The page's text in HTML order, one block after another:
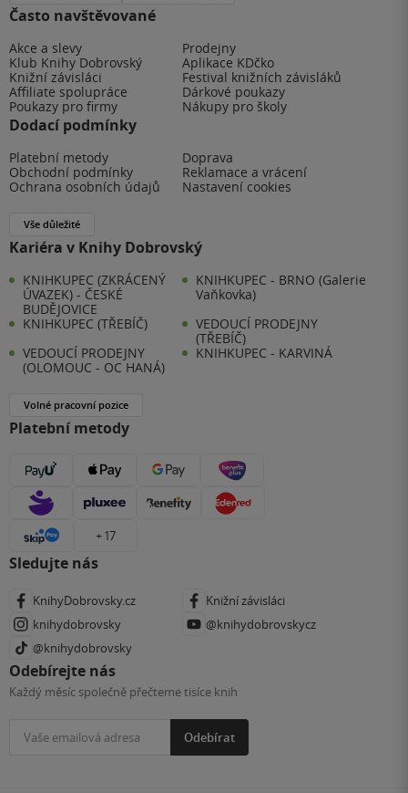
Často navštěvované
Akce a slevy
Prodejny
Klub Knihy Dobrovský
Aplikace KDčko
Knižní závisláci
Festival knižních závisláků
Affiliate spolupráce
Dárkové poukazy
Poukazy pro firmy
Nákupy pro školy
Dodací podmínky
Platební metody
Doprava
Obchodní podmínky
Reklamace a vrácení
Ochrana osobních údajů
Nastavení cookies
Vše důležité
Kariéra v Knihy Dobrovský
KNIHKUPEC (ZKRÁCENÝ
ÚVAZEK) - ČESKÉ
BUDĚJOVICE
KNIHKUPEC - BRNO (Galerie
Vaňkovka)
KNIHKUPEC (TŘEBÍČ)
VEDOUCÍ PRODEJNY
(TŘEBÍČ)
VEDOUCÍ PRODEJNY
(OLOMOUC - OC HANÁ)
KNIHKUPEC - KARVINÁ
Volné pracovní pozice
Platební metody
+ 17
Sledujte nás
KnihyDobrovsky.cz
Knižní závisláci
knihydobrovsky
@knihydobrovskycz
@knihydobrovsky
Odebírejte nás
Každý měsíc společně přečteme tisíce knih
Odebírat